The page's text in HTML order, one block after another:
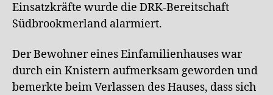
Einsatzkräfte wurde die DRK-Bereitschaft
Südbrookmerland alarmiert.
Der Bewohner eines Einfamilienhauses war
durch ein Knistern aufmerksam geworden und
bemerkte beim Verlassen des Hauses, dass sich